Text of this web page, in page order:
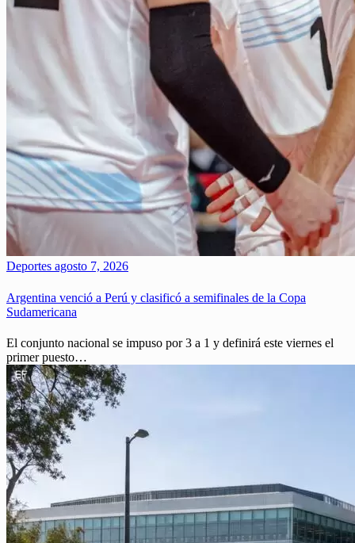
Deportes agosto 7, 2026
Argentina venció a Perú y clasificó a semifinales de la Copa
Sudamericana
El conjunto nacional se impuso por 3 a 1 y definirá este viernes el
primer puesto…